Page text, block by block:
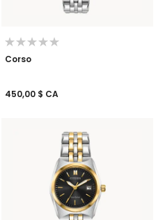
Corso
450,00 $ CA